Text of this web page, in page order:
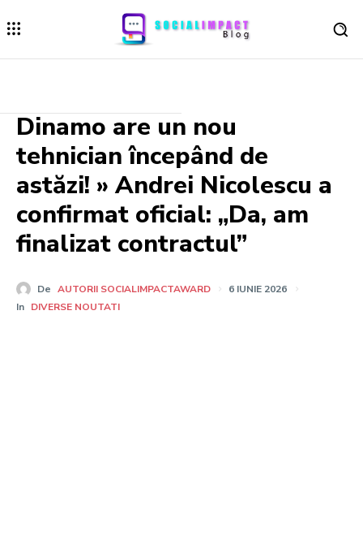
Dinamo are un nou
tehnician începând de
astăzi! » Andrei Nicolescu a
confirmat oficial: „Da, am
finalizat contractul”
De AUTORII SOCIALIMPACTAWARD
6 IUNIE 2026
In DIVERSE NOUTATI